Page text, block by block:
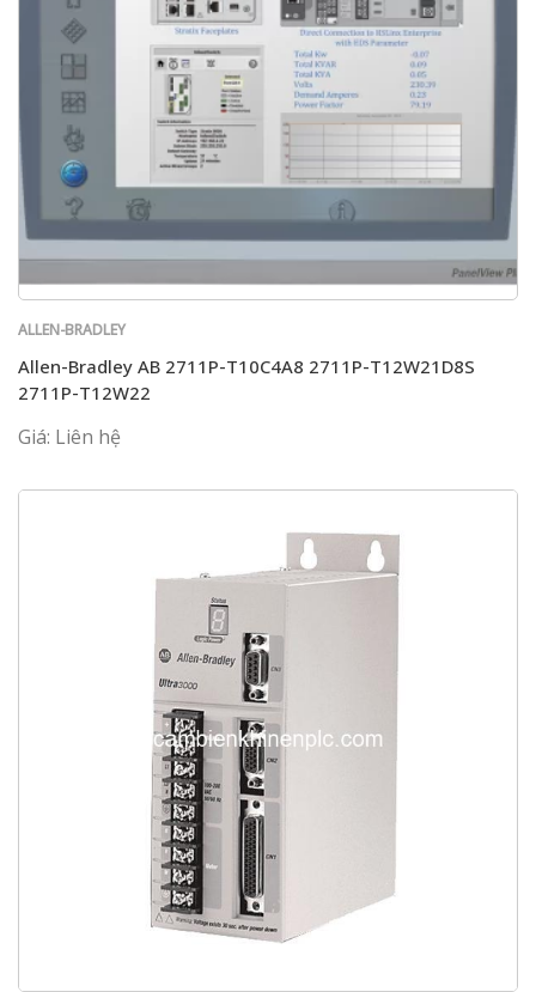
ALLEN-BRADLEY
Allen-Bradley AB 2711P-T10C4A8 2711P-T12W21D8S
2711P-T12W22
Giá: Liên hệ